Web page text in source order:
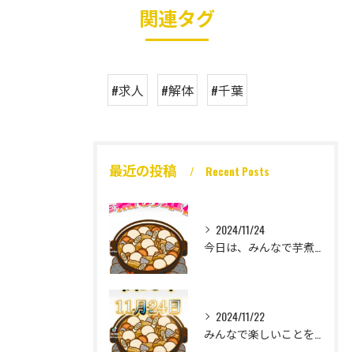
関連タグ
#求人 #解体 #千葉
最近の投稿 Recent Posts
2024/11/24
2024/11/22